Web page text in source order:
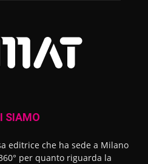
SIAMO
editrice che ha sede a Milano
per quanto riguarda la